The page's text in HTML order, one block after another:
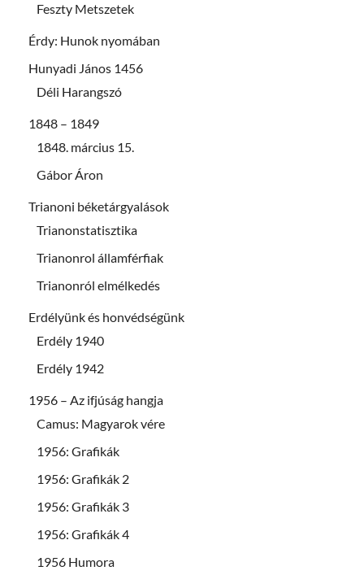
Feszty Metszetek
Érdy: Hunok nyomában
Hunyadi János 1456
Déli Harangszó
1848 – 1849
1848. március 15.
Gábor Áron
Trianoni béketárgyalások
Trianonstatisztika
Trianonrol államférfiak
Trianonról elmélkedés
Erdélyünk és honvédségünk
Erdély 1940
Erdély 1942
1956 – Az ifjúság hangja
Camus: Magyarok vére
1956: Grafikák
1956: Grafikák 2
1956: Grafikák 3
1956: Grafikák 4
1956 Humora